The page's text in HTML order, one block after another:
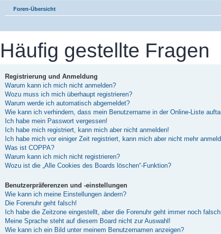
Foren-Übersicht
Häufig gestellte Fragen
Registrierung und Anmeldung
Warum kann ich mich nicht anmelden?
Wozu muss ich mich überhaupt registrieren?
Warum werde ich automatisch abgemeldet?
Wie kann ich verhindern, dass mein Benutzername in der Online-Liste
Ich habe mein Passwort vergessen!
Ich habe mich registriert, kann mich aber nicht anmelden!
Ich habe mich vor einiger Zeit registriert, kann mich aber nicht mehr
Was ist COPPA?
Warum kann ich mich nicht registrieren?
Wozu ist die „Alle Cookies des Boards löschen“-Funktion?
Benutzerpräferenzen und -einstellungen
Wie kann ich meine Einstellungen ändern?
Die Forenuhr geht falsch!
Ich habe die Zeitzone eingestellt, aber die Forenuhr geht immer noch
Meine Sprache steht auf diesem Board nicht zur Auswahl!
Wie kann ich ein Bild unter meinem Benutzernamen anzeigen?